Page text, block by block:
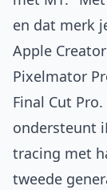
en dat merk
Apple
Pixelmator
Final Cut
ondersteunt
tracing met
tweede